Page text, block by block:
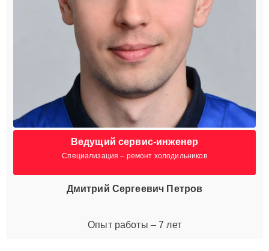
Ведущий сервис-инженер
Специализация – ремонт холодильников
Дмитрий Сергеевич Петров
Опыт работы – 7 лет